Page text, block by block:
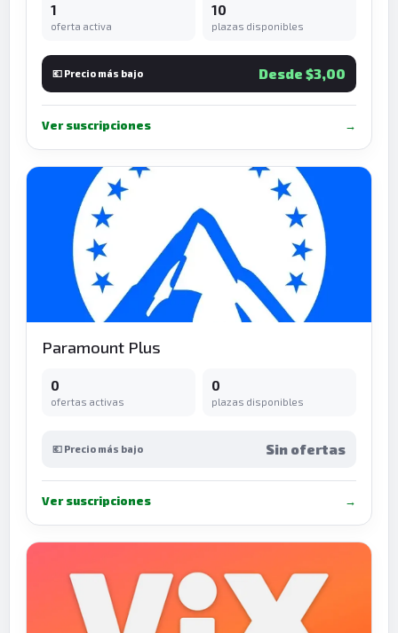
1
oferta activa
10
plazas disponibles
💶 Precio más bajo Desde $3,00
Ver suscripciones →
Paramount Plus
0
ofertas activas
0
plazas disponibles
💶 Precio más bajo Sin ofertas
Ver suscripciones →